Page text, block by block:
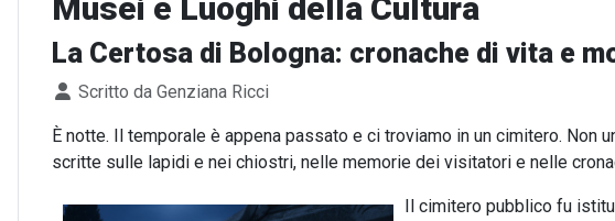
Musei e Luoghi della Cultura
La Certosa di Bologna: cronache di vita e
Dettagli
Scritto da Genziana Ricci
È notte. Il temporale è appena passato e ci troviamo in un cimitero. Non
scritte sulle lapidi e nei chiostri, nelle memorie dei visitatori e nelle
Il cimitero pubblico fu